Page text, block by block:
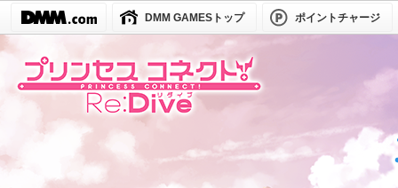
DMM GAMESトップ ポイントチャージ